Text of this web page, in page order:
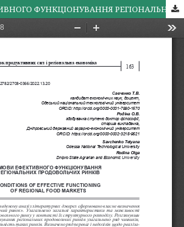
УМОВИ ЕФЕКТИВНОГО ФУНКЦІОНУВАННЯ РЕГІОНАЛЬНИХ ПРОДОВОЛЬЧИХ РИНКІВ